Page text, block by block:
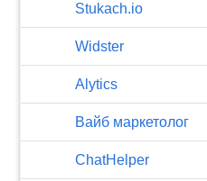
Stukach.io
Widster
Alytics
Вайб маркетолог
ChatHelper